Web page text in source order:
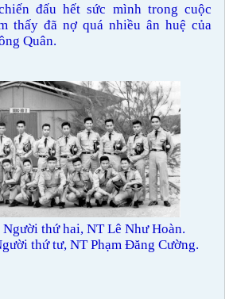
đấu hết sức mình trong cuộc
thấy đã nợ quá nhiều ân huệ của
Quân.
thứ hai, NT Lê Như Hoàn.
thứ tư, NT Phạm Đăng Cường.